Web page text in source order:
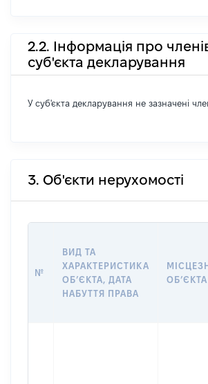
2.2. Інформація про
суб'єкта декларування
У суб'єкта декларування не зазначені
3. Об'єкти нерухомості
№
ВИД ТА
ХАРАКТЕРИСТИКА
ОБʼЄКТА, ДАТА
НАБУТТЯ ПРАВА
ОБʼЄКТА